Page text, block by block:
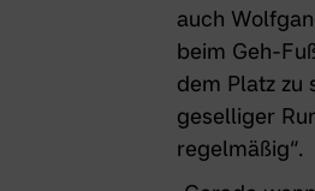
auch
beim Geh-
dem Platz zu
geselliger
regelmäßig“.